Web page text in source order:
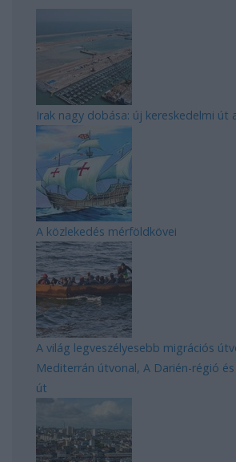
Irak nagy dobása: új kereskedelmi út
A közlekedés mérföldkövei
A világ legveszélyesebb migrációs
Mediterrán útvonal, A Darién-régió
út